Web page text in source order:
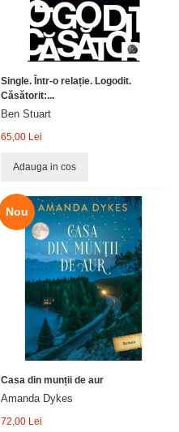
Single. Într-o relație. Logodit.
Căsătorit:...
Ben Stuart
65,00 Lei
Adauga in cos
Nou
Casa din munții de aur
Amanda Dykes
72,00 Lei